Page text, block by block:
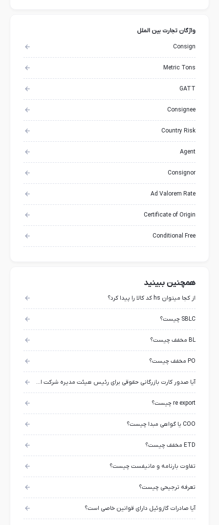
واژگان تجارت بین الملل
Consign
Metric Tons
GATT
Consignee
Country Risk
Agent
Consignor
Ad Valorem Rate
Certificate of Origin
Conditional Free
همچنین ببینید
از کجا میتوان hs کد کالا را پیدا کرد؟
SBLC چیست؟
BL مخفف چیست؟
PO مخفف چیست؟
آیا صدور کارت بازرگانی حقوقی برای رئیس هیئت مدیره شرکت امکان پذیر است؟
re export چیست؟
COO یا گواهی مبدا چیست؟
ETD مخفف چیست؟
تفاوت بارنامه و مانیفست چیست؟
تعرفه ترجیحی چیست؟
آیا صادرات گازوئیل دارای قوانین خاصی است؟